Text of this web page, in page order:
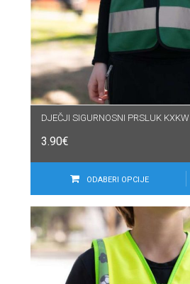
DJEČJI SIGURNOSNI PRSLUK KXKW
3.90€
ODABERI OPCIJE